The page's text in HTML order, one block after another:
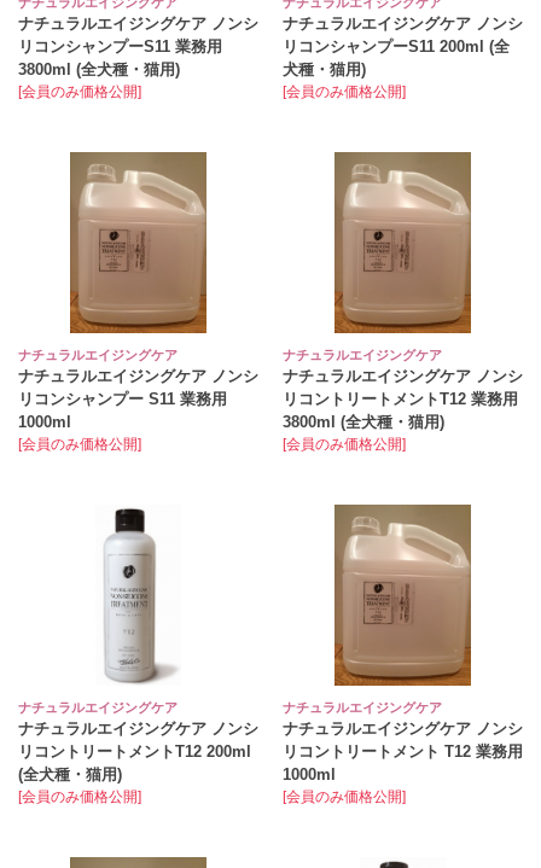
ナチュラルエイジングケア
ナチュラルエイジングケア ノンシ
リコンシャンプーS11 業務用
3800ml (全犬種・猫用)
[会員のみ価格公開]
ナチュラルエイジングケア
ナチュラルエイジングケア ノンシ
リコンシャンプーS11 200ml (全
犬種・猫用)
[会員のみ価格公開]
ナチュラルエイジングケア
ナチュラルエイジングケア ノンシ
リコンシャンプー S11 業務用
1000ml
[会員のみ価格公開]
ナチュラルエイジングケア
ナチュラルエイジングケア ノンシ
リコントリートメントT12 業務用
3800ml (全犬種・猫用)
[会員のみ価格公開]
ナチュラルエイジングケア
ナチュラルエイジングケア ノンシ
リコントリートメントT12 200ml
(全犬種・猫用)
[会員のみ価格公開]
ナチュラルエイジングケア
ナチュラルエイジングケア ノンシ
リコントリートメント T12 業務用
1000ml
[会員のみ価格公開]